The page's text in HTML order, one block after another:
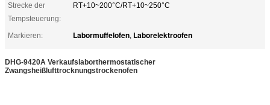
Strecke der
Tempsteuerung:
RT+10~200°C/RT+10~250°C
Markieren: Labormuffelofen, Laborelektroofen
DHG-9420A Verkaufslaborthermostatischer
Zwangsheißlufttrocknungstrockenofen